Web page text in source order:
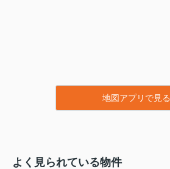
地図アプリで見る
よく見られている物件